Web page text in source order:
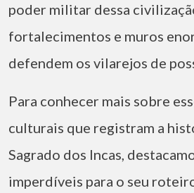
poder militar dessa
fortalecimentos e muros
defendem os vilarejos de
Para conhecer mais sobre
culturais que registram a
Sagrado dos Incas,
imperdíveis para o seu